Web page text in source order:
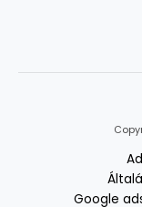
Google